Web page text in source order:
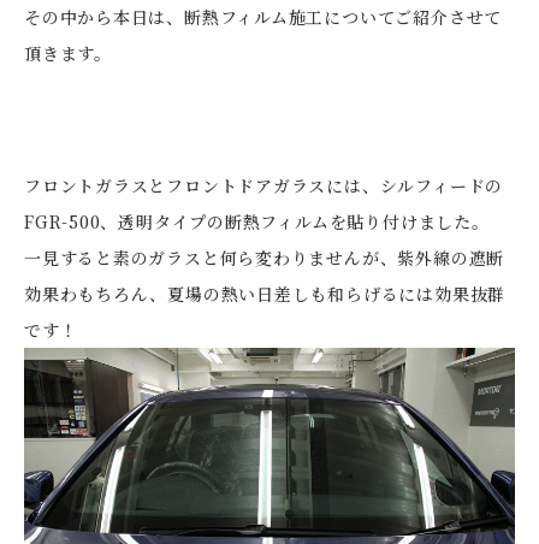
その中から本日は、断熱フィルム施工についてご紹介させて
頂きます。
フロントガラスとフロントドアガラスには、シルフィードの
FGR-500、透明タイプの断熱フィルムを貼り付けました。
一見すると素のガラスと何ら変わりませんが、紫外線の遮断
効果わもちろん、夏場の熱い日差しも和らげるには効果抜群
です！